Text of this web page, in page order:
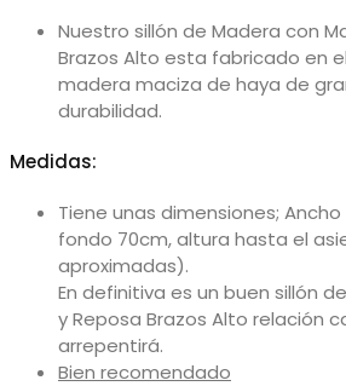
Nuestro sillón de Madera con
Brazos Alto esta fabricado en
madera maciza de haya de
durabilidad.
Medidas:
Tiene unas dimensiones;
fondo 70cm, altura hasta el
aproximadas).
En definitiva es un buen sillón
y Reposa Brazos Alto relación
arrepentirá.
Bien recomendado